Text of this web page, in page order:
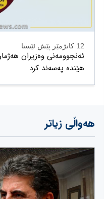
12 کاتژمێر پێش ئێستا
ئەنجوومەنی وەزیران
هێندە پەسەند کرد
هەواڵی زیاتر